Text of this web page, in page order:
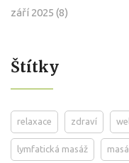
září 2025 (8)
Štítky
relaxace zdraví
lymfatická masáž